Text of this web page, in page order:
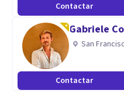
Contactar
Gabriele
San
Contactar